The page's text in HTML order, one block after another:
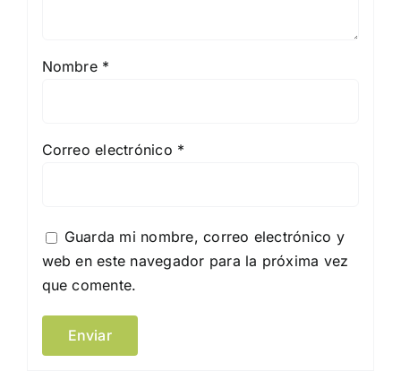
Nombre *
Correo electrónico *
Guarda mi nombre, correo electrónico y
web en este navegador para la próxima vez
que comente.